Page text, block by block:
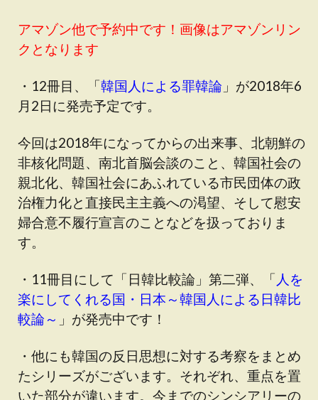
アマゾン他で予約中です！画像はアマゾンリン
クとなります
・12冊目、「韓国人による罪韓論 」が2018年6
月2日に発売予定です。
今回は2018年になってからの出来事、北朝鮮の
非核化問題、南北首脳会談のこと、韓国社会の
親北化、韓国社会にあふれている市民団体の政
治権力化と直接民主主義への渇望、そして慰安
婦合意不履行宣言のことなどを扱っておりま
す。
・11冊目にして「日韓比較論」第二弾、「 人を
楽にしてくれる国・日本～韓国人による日韓比
較論～ 」が発売中です！
・他にも韓国の反日思想に対する考察をまとめ
たシリーズがございます。それぞれ、重点を置
いた部分が違います。今までのシンシアリーの